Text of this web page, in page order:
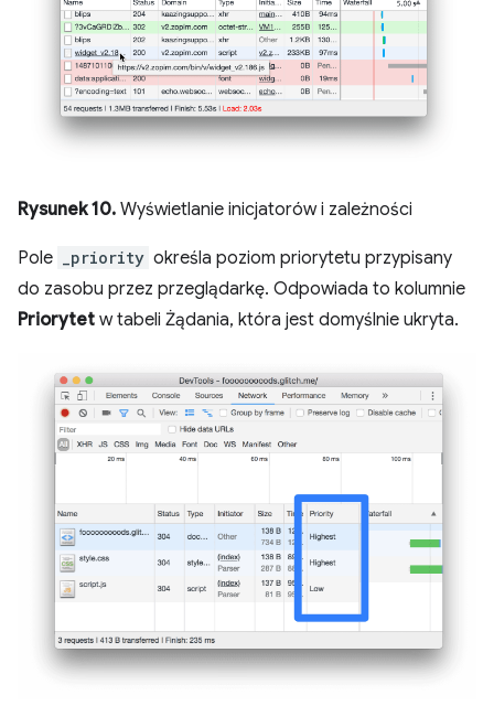
Rysunek 10. Wyświetlanie inicjatorów i zależności
Pole _priority określa poziom priorytetu przypisany
do zasobu przez przeglądarkę. Odpowiada to kolumnie
Priorytet w tabeli Żądania, która jest domyślnie ukryta.